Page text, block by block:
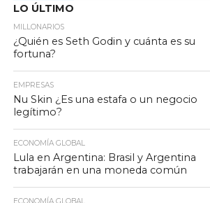
LO ÚLTIMO
MILLONARIOS
¿Quién es Seth Godin y cuánta es su
fortuna?
EMPRESAS
Nu Skin ¿Es una estafa o un negocio
legítimo?
ECONOMÍA GLOBAL
Lula en Argentina: Brasil y Argentina
trabajarán en una moneda común